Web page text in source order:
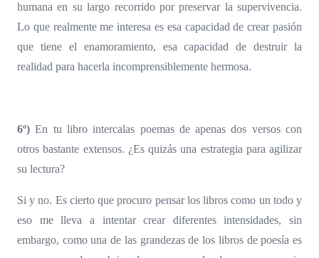
humana en su largo recorrido por preservar la supervivencia.
Lo que realmente me interesa es esa capacidad de crear pasión
que tiene el enamoramiento, esa capacidad de destruir la
realidad para hacerla incomprensiblemente hermosa.
6º)En tu libro intercalas poemas de apenas dos versos con
otros bastante extensos. ¿Es quizás una estrategia para agilizar
su lectura?
Si y no. Es cierto que procuro pensar los libros como un todo y
eso me lleva a intentar crear diferentes intensidades, sin
embargo, como una de las grandezas de los libros de poesía es